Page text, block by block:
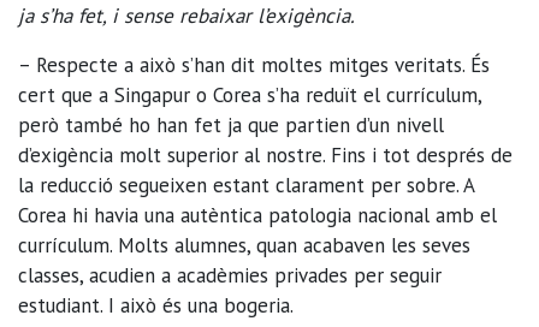
ja s’ha fet, i sense rebaixar l’exigència.
– Respecte a això s’han dit moltes mitges veritats. És
cert que a Singapur o Corea s’ha reduït el currículum,
però també ho han fet ja que partien d’un nivell
d’exigència molt superior al nostre. Fins i tot després de
la reducció segueixen estant clarament per sobre. A
Corea hi havia una autèntica patologia nacional amb el
currículum. Molts alumnes, quan acabaven les seves
classes, acudien a acadèmies privades per seguir
estudiant. I això és una bogeria.